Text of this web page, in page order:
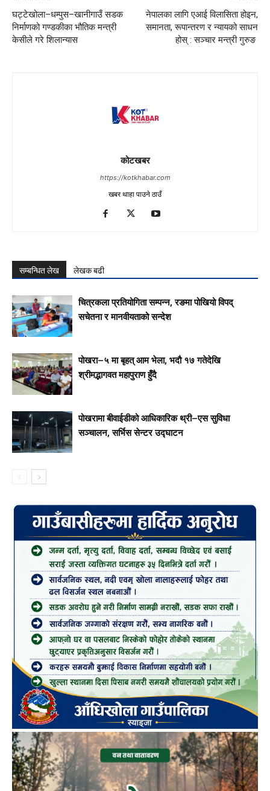
घट्टेखोला–धम्पुस–खानीगाउँ सडक
निर्माणको गण्डकीका भौतिक मन्त्री
केसीले गरे शिलान्यास
नेपालका लागि एआई विलासिता होइन,
समानता, रूपान्तरण र न्यायको साधन
होस् : सञ्चार मन्त्री गुरुङ
कोटखबर
https://kotkhabar.com
खबर थाहा पाउने ठाउँ
सम्बन्धित लेख लेखक बढी
चित्रकला प्रतियोगिता सम्पन्न, रङमा पोखियो विपद्
सचेतना र मानवीयताको सन्देश
पोखरा–५ मा बृहत् आम भेला, भदौ १७ गतेदेखि
श्रीमद्भागवत महापुराण हुँदै
पोखरामा बीवाईडीको आधिकारिक थ्री–एस सुविधा
सञ्चालन, सर्भिस सेन्टर उद्घाटन